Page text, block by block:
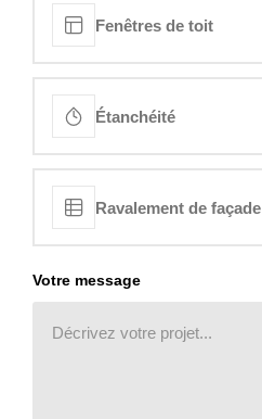
Fenêtres de toit
Étanchéité
Ravalement de façade
Votre message